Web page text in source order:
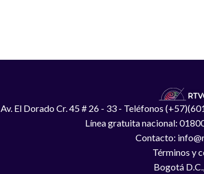
Av. El Dorado Cr. 45 # 26 - 33 - Teléfonos
Línea gratuita nacional:
Contacto:
Términos y
Bogotá